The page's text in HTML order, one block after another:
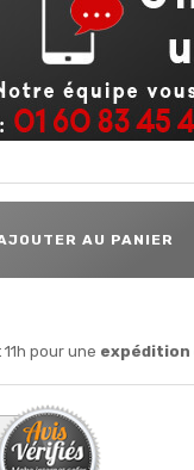
AU PANIER
pour une expédition